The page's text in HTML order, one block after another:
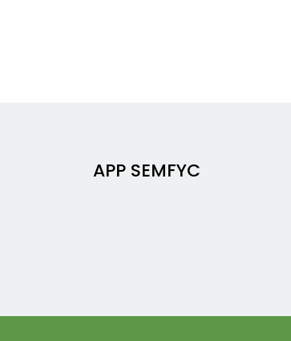
APP SEMFYC